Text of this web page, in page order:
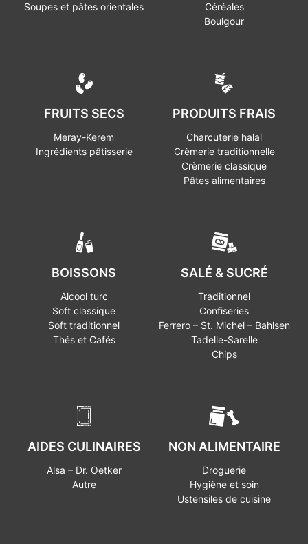
Soupes et pâtes orientales
Céréales
Boulgour
FRUITS SECS
Meray-Kerem
Ingrédients pâtisserie
PRODUITS FRAIS
Charcuterie halal
Crèmerie traditionnelle
Crèmerie classique
Pâtes alimentaires
BOISSONS
Alcool turc
Soft classique
Soft traditionnel
Thés et Cafés
SALÉ & SUCRÉ
Traditionnel
Confiseries
Ferrero – St. Michel – Bahlsen
Tadelle-Sarelle
Chips
AIDES CULINAIRES
Alsa – Dr. Oetker
Autre
NON ALIMENTAIRE
Droguerie
Hygiène et soin
Ustensiles de cuisine